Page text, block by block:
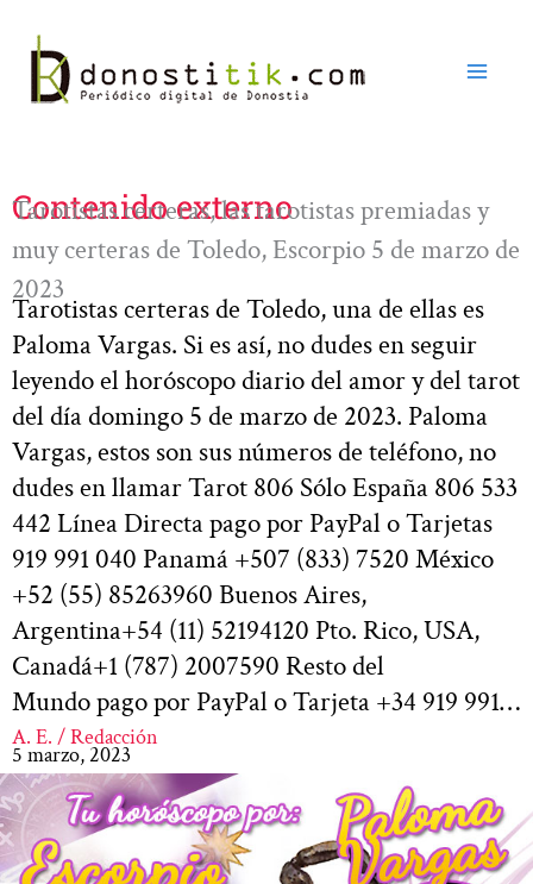
contenido
Contenido externo
Tarotistas certeras, las tarotistas premiadas y
muy certeras de Toledo, Escorpio 5 de marzo de
2023
Tarotistas certeras de Toledo, una de ellas es
Paloma Vargas. Si es así, no dudes en seguir
leyendo el horóscopo diario del amor y del tarot
del día domingo 5 de marzo de 2023. Paloma
Vargas, estos son sus números de teléfono, no
dudes en llamar Tarot 806 Sólo España 806 533
442 Línea Directa pago por PayPal o Tarjetas
919 991 040 Panamá +507 (833) 7520 México
+52 (55) 85263960 Buenos Aires,
Argentina+54 (11) 52194120 Pto. Rico, USA,
Canadá+1 (787) 2007590 Resto del
Mundo pago por PayPal o Tarjeta +34 919 991…
A. E. / Redacción
5 marzo, 2023